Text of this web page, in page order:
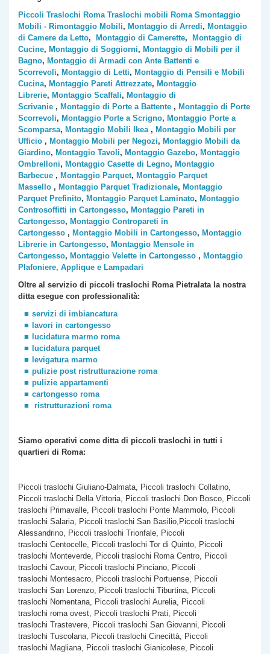
Piccoli Traslochi Roma Traslochi mobili Roma Smontaggio
Mobili - Rimontaggio Mobili, Montaggio di Arredi, Montaggio
di Camere da Letto, Montaggio di Camerette,
Montaggio di
Cucine, Montaggio di Soggiorni, Montaggio di Mobili per il
Bagno, Montaggio di Armadi con Ante Battenti e
Scorrevoli, Montaggio di Letti, Montaggio di Pensili e Mobili
Cucina, Montaggio Pareti Attrezzate, Montaggio
Librerie, Montaggio Scaffali, Montaggio di
Scrivanie , Montaggio di Porte a Battente , Montaggio di Porte
Scorrevoli, Montaggio Porte a Scrigno, Montaggio Porte a
Scomparsa, Montaggio Mobili Ikea, Montaggio Mobili per
Ufficio , Montaggio Mobili per Negozi, Montaggio Mobili da
Giardino, Montaggio Tavoli, Montaggio Gazebo, Montaggio
Ombrelloni, Montaggio Casette di Legno, Montaggio
Barbecue , Montaggio Parquet, Montaggio Parquet
Massello , Montaggio Parquet Tradizionale, Montaggio
Parquet Prefinito, Montaggio Parquet Laminato, Montaggio
Controsoffitti in Cartongesso, Montaggio Pareti in
Cartongesso, Montaggio Contropareti in
Cartongesso , Montaggio Mobili in Cartongesso, Montaggio
Librerie in Cartongesso, Montaggio Mensole in
Cartongesso, Montaggio Velette in Cartongesso , Montaggio
Plafoniere, Applique e Lampadari
Oltre al servizio di piccoli traslochi Roma Pietralatala nostra
ditta esegue con professionalità:
servizi di imbiancatura
lavori in cartongesso
lucidatura marmo roma
lucidatura parquet
levigatura marmo
pulizie post ristrutturazione roma
pulizie appartamenti
cartongesso roma
ristrutturazioni roma
Siamo operativi come ditta di piccoli traslochi in tutti i
quartieri di Roma:
Piccoli traslochi Giuliano-Dalmata, Piccoli traslochi Collatino,
Piccoli traslochi Della Vittoria, Piccoli traslochi Don Bosco, Piccoli
traslochi Primavalle, Piccoli traslochi Ponte Mammolo, Piccoli
traslochi Salaria, Piccoli traslochi San Basilio,Piccoli traslochi
Alessandrino, Piccoli traslochi Trionfale, Piccoli
traslochi Centocelle, Piccoli traslochi Tor di Quinto, Piccoli
traslochi Monteverde, Piccoli traslochi Roma Centro, Piccoli
traslochi Cavour, Piccoli traslochi Pinciano, Piccoli
traslochi Montesacro, Piccoli traslochi Portuense, Piccoli
traslochi San Lorenzo, Piccoli traslochi Tiburtina, Piccoli
traslochi Nomentana, Piccoli traslochi Aurelia, Piccoli
traslochi roma ovest, Piccoli traslochi Prati, Piccoli
traslochi Trastevere, Piccoli traslochi San Giovanni, Piccoli
traslochi Tuscolana, Piccoli traslochi Cinecittà, Piccoli
traslochi Magliana, Piccoli traslochi Gianicolese, Piccoli